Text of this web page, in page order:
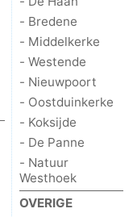
- Bredene
- Middelkerke
- Westende
- Nieuwpoort
- Oostduinkerke
- Koksijde
- De Panne
- Natuur
Westhoek
OVERIGE